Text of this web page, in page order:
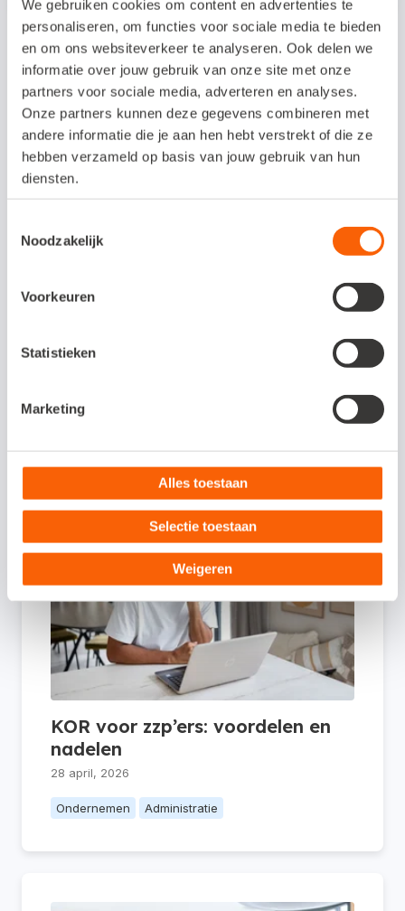
We gebruiken cookies om content en advertenties te
personaliseren, om functies voor sociale media te bieden
en om ons websiteverkeer te analyseren. Ook delen we
informatie over jouw gebruik van onze site met onze
partners voor sociale media, adverteren en analyses.
Onze partners kunnen deze gegevens combineren met
andere informatie die je aan hen hebt verstrekt of die ze
hebben verzameld op basis van jouw gebruik van hun
diensten.
Noodzakelijk
Voorkeuren
Statistieken
Marketing
Alles toestaan
Selectie toestaan
Weigeren
Ook interessant voor jou:
Verlegde btw helder uitgelegd
Ondernemen
KOR voor zzp’ers: voordelen en
nadelen
28 april, 2026
Ondernemen Administratie